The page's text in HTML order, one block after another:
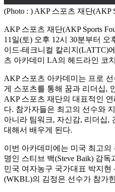
(Photo : ) AKP 스포츠 재단(AKP
AKP 스포츠 재단(AKP Sports
11일(토) 오후 12시 30분부터 오
이드-테크니컬 칼리지(LATTC)
츠 아카데미 LA의 헤드라인 코
AKP 스포츠 아카데미는 프로
게 스포츠를 통해 꿈과 리더십,
AKP 스포츠 재단의 대표적인
다. 참가자들은 최고의 선수와
아니라 팀워크, 자신감, 리더십,
대해서 배우게 된다.
이번 아카데미에는 미국 최고
명인 스티브 백(Steve Baik) 감
민국 여자농구 국가대표 박지
(WKBL)의 김정은 선수가 참가